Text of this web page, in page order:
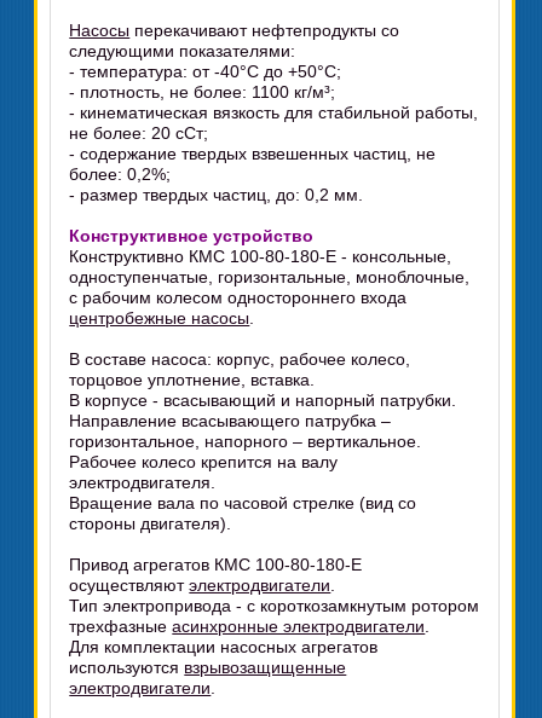
Насосы перекачивают нефтепродукты со
следующими показателями:
- температура: от -40°C до +50°C;
- плотность, не более: 1100 кг/м³;
- кинематическая вязкость для стабильной работы,
не более: 20 сСт;
- содержание твердых взвешенных частиц, не
более: 0,2%;
- размер твердых частиц, до: 0,2 мм.
Конструктивное устройство
Конструктивно КМС 100-80-180-Е - консольные,
одноступенчатые, горизонтальные, моноблочные,
с рабочим колесом одностороннего входа
центробежные насосы
В составе насоса: корпус, рабочее колесо,
торцовое уплотнение, вставка.
В корпусе - всасывающий и напорный патрубки.
Направление всасывающего патрубка –
горизонтальное, напорного – вертикальное.
Рабочее колесо крепится на валу
электродвигателя.
Вращение вала по часовой стрелке (вид со
стороны двигателя).
Привод агрегатов КМС 100-80-180-Е
осуществляютэлектродвигатели
Тип электропривода - с короткозамкнутым ротором
трехфазныеасинхронные электродвигатели
Для комплектации насосных агрегатов
используются взрывозащищенные
электродвигатели